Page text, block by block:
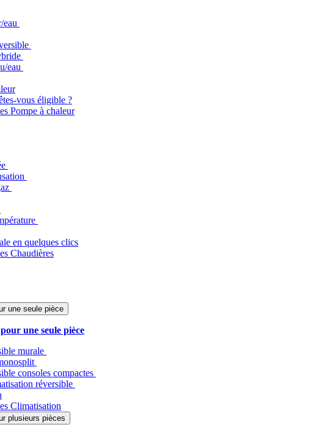
eau
eau
vous éligible ?
Pompe à chaleur
en quelques clics
Chaudières
une seule pièce
une seule pièce
murale
consoles compactes
réversible
Climatisation
plusieurs pièces